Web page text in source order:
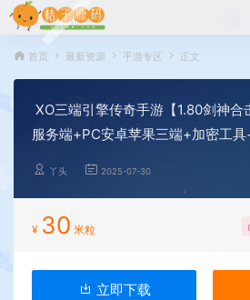
首页 最新资源 手游专区 正文
XO三端引擎传奇手游【1.80剑神
服务端+PC安卓苹果三端+加密工
丫头 2025-07-30
¥ 30 米粒
立即下载